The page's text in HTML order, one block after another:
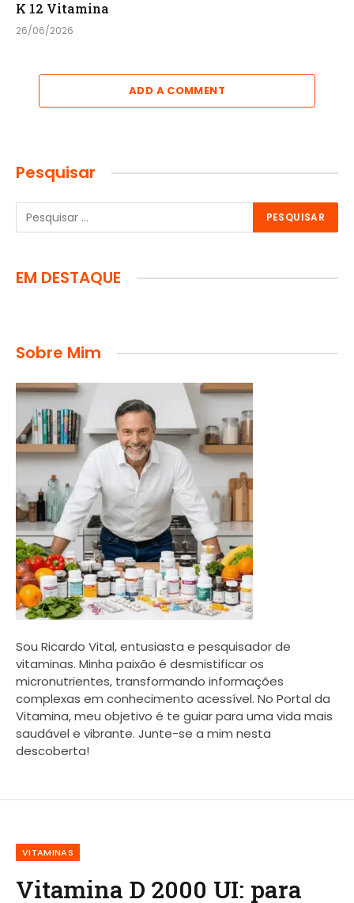
K 12 Vitamina
26/06/2026
ADD A COMMENT
Pesquisar
EM DESTAQUE
Sobre Mim
Sou Ricardo Vital, entusiasta e pesquisador de
vitaminas. Minha paixão é desmistificar os
micronutrientes, transformando informações
complexas em conhecimento acessível. No Portal da
Vitamina, meu objetivo é te guiar para uma vida mais
saudável e vibrante. Junte-se a mim nesta
descoberta!
VITAMINAS
Vitamina D 2000 UI: para